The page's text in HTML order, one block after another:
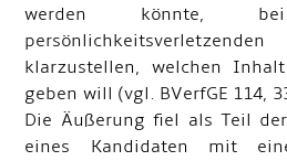
werden könnte, bei
klarzustellen, welchen
geben will (vgl. BVerfGE 114,
Die Äußerung fiel als Teil
eines Kandidaten mit